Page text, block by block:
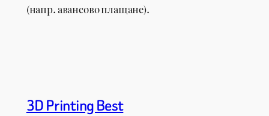
(напр. авансово плащане).
3D Printing Best